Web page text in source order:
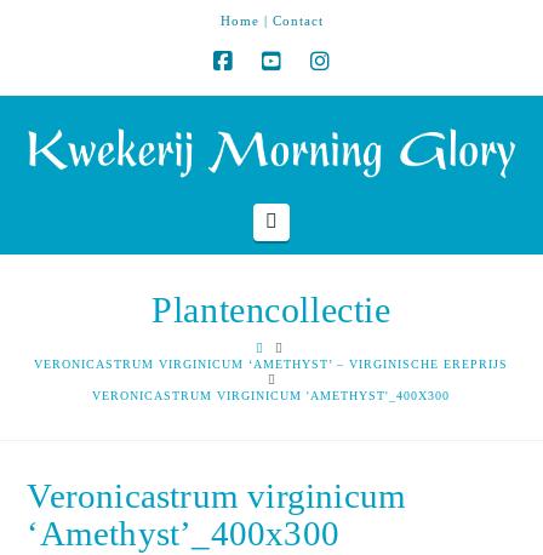
Home | Contact
Plantencollectie
HOME
VERONICASTRUM VIRGINICUM ‘AMETHYST’ – VIRGINISCHE EREPRIJS
VERONICASTRUM VIRGINICUM 'AMETHYST'_400X300
Veronicastrum virginicum
‘Amethyst’_400x300